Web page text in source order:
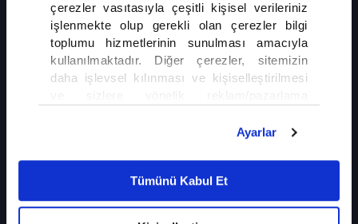
çerezler vasıtasıyla çeşitli kişisel verileriniz
işlenmekte olup gerekli olan çerezler bilgi
toplumu hizmetlerinin sunulması amacıyla
kullanılmaktadır. Diğer çerezler, sitemizin
daha işlevsel kılınması ve kişiselleştirilmesi
olarak açık rızanız dahilinde kullanılacaktır.
vasıtasıyla belirleyebilirsiniz. Çerezlere ilişkin
detaylı bilgi için Ayarlar butonuna tıklayabilir,
Çerez BilgilendirmeMetnimizi ziyaret
Ayarlar
Tümünü Kabul Et
İLGİNİZİ ÇEKEBİLİR
Gazze'de Ateşkes Yine Çıkmaza Girdi